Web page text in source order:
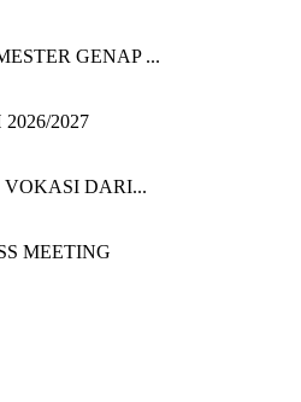
GENAP ...
2027
DARI...
MEETING